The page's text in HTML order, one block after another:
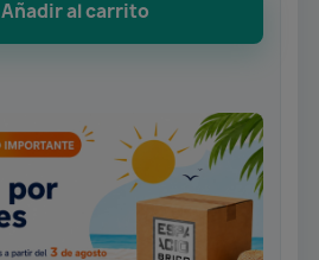
Añadir al carrito